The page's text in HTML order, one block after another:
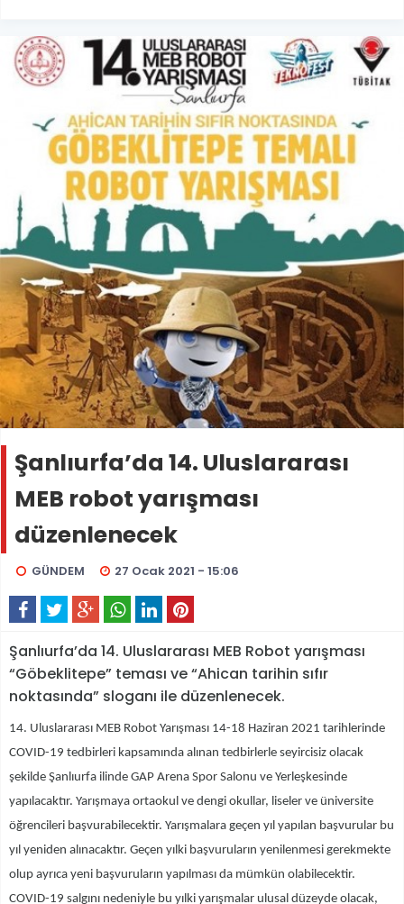
Şanlıurfa’da 14. Uluslararası
MEB robot yarışması
düzenlenecek
GÜNDEM 27 Ocak 2021 - 15:06
Şanlıurfa’da 14. Uluslararası MEB Robot yarışması
“Göbeklitepe” teması ve “Ahican tarihin sıfır
noktasında” sloganı ile düzenlenecek.
14. Uluslararası MEB Robot Yarışması 14-18 Haziran 2021 tarihlerinde
COVID-19 tedbirleri kapsamında alınan tedbirlerle seyircisiz olacak
şekilde Şanlıurfa ilinde GAP Arena Spor Salonu ve Yerleşkesinde
yapılacaktır. Yarışmaya ortaokul ve dengi okullar, liseler ve üniversite
öğrencileri başvurabilecektir. Yarışmalara geçen yıl yapılan başvurular bu
yıl yeniden alınacaktır. Geçen yılki başvuruların yenilenmesi gerekmekte
olup ayrıca yeni başvuruların yapılması da mümkün olabilecektir.
COVID-19 salgını nedeniyle bu yılki yarışmalar ulusal düzeyde olacak,